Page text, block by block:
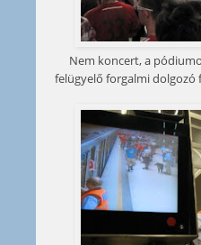
Nem koncert, a
felügyelő forgalmi dolgozó